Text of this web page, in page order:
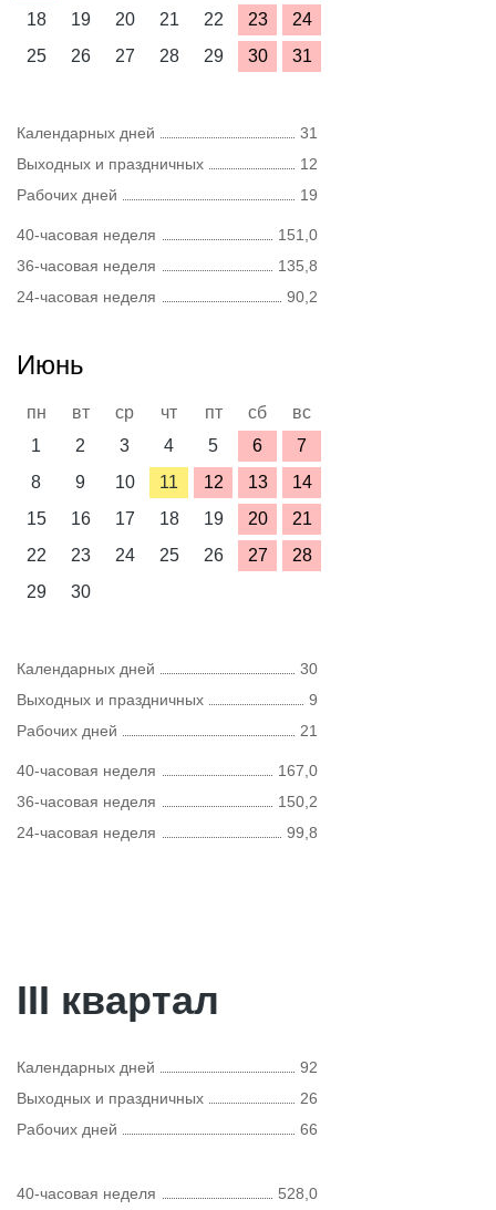
18
19 20 21 22 23
24
25
26 27 28 29 30 31
Календарных дней
31
Выходных и праздничных
12
Рабочих дней
19
40-часовая неделя
151,0
36-часовая неделя
135,8
24-часовая неделя
90,2
Июнь
пн вт ср чт пт сб
вс
1
2 3 4 5 6
7
8
9 10 11 12 13
14
15
16 17 18 19 20
21
22
23 24 25 26 27
28
29
30
Календарных дней
30
Выходных и праздничных
9
Рабочих дней
21
40-часовая неделя
167,0
36-часовая неделя
150,2
24-часовая неделя
99,8
III квартал
Календарных дней
92
Выходных и праздничных
26
Рабочих дней
66
40-часовая неделя 528,0